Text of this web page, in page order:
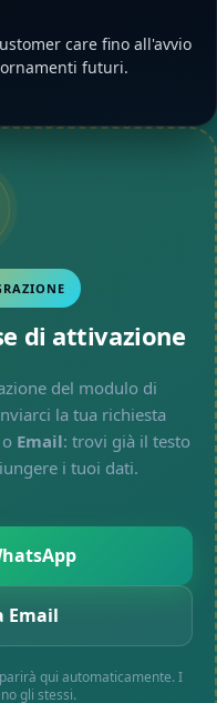
care fino all'avvio
futuri.
di attivazione
del modulo di
la tua richiesta
o Email: trovi già il testo
i tuoi dati.
Email
qui automaticamente. I
gli stessi.